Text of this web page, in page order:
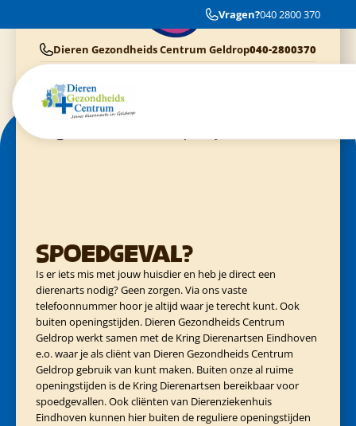
Vragen?040 2800 370
Afspraak gemaakt via internet. Werd direct geholpen en goed geknipt.
Dieren Gezondheids Centrum Geldrop040-2800370
Cliënten van Kring Eindhoven
Spoedgeval?
Is er iets mis met jouw huisdier en heb je direct een
dierenarts nodig? Geen zorgen. Via ons vaste
telefoonnummer hoor je altijd waar je terecht kunt. Ook
buiten openingstijden. Dieren Gezondheids Centrum
Geldrop werkt samen met de Kring Dierenartsen Eindhoven
e.o. waar je als cliënt van Dieren Gezondheids Centrum
Geldrop gebruik van kunt maken. Buiten onze al ruime
openingstijden is de Kring Dierenartsen bereikbaar voor
spoedgevallen. Ook cliënten van Dierenziekenhuis
Eindhoven kunnen hier buiten de reguliere openingstijden